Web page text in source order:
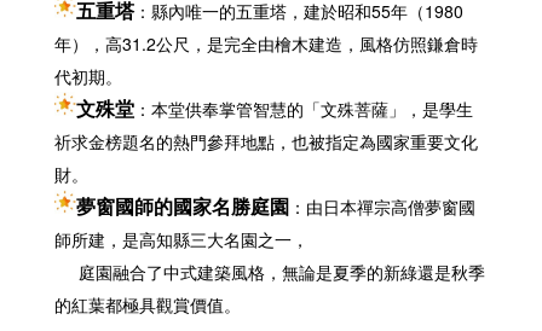
五重塔： 縣內唯一的五重塔，建於昭和55年（1980
年），高31.2公尺，是完全由檜木建造，風格仿照鎌倉時
代初期。
文殊堂：本堂供奉掌管智慧的「文殊菩薩」，是學生
祈求金榜題名的熱門參拜地點，也被指定為國家重要文化
財。
夢窗國師的國家名勝庭園 ：由日本禪宗高僧夢窗國
師所建，是高知縣三大名園之一，
庭園融合了中式建築風格，無論是夏季的新綠還是秋季
的紅葉都極具觀賞價值。